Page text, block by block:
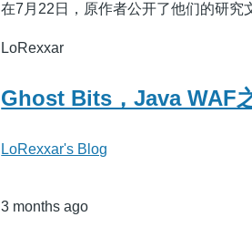
在7月22日，原作者公开了他们的研究
LoRexxar
Ghost Bits，Java WAF
LoRexxar's Blog
3 months ago